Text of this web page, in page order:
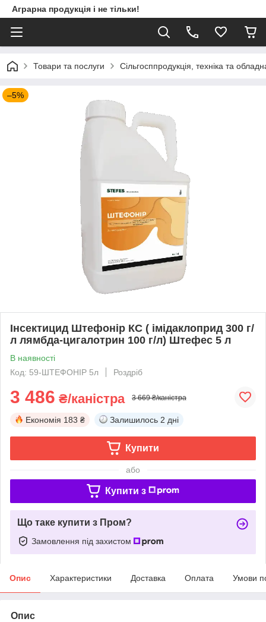
Аграрна продукція і не тільки!
Товари та послуги Сільгосппродукція, техніка та
–5%
Інсектицид Штефонір КС ( імідаклоприд 300 г/
л лямбда-цигалотрин 100 г/л) Штефес 5 л
В наявності
Код: 59-ШТЕФОНІР 5л
Роздріб
3 486 ₴/каністра 3 669 ₴/каністра
Економія 183 ₴ Залишилось 2 дні
Купити
або
Купити з
Що таке купити з Пром?
Замовлення під захистом
Опис Характеристики Доставка Оплата Умови
Опис